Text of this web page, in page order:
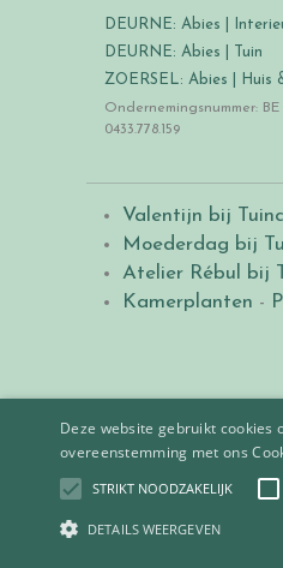
DEURNE: Abies |
DEURNE: Abies | Tuin
ZOERSEL: Abies | Huis
Ondernemingsnummer: BE
0433.778.159
Valentijn bij
Moederdag bij
Atelier Rébul bij
Kamerplanten -
Deze website gebruikt
overeenstemming met ons
STRIKT NOODZAKELIJK
DETAILS WEERGEVEN